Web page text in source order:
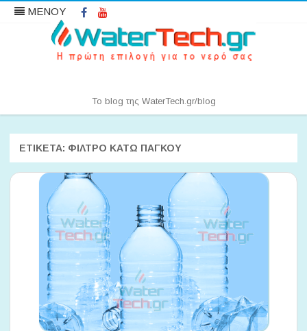
ΜΕΝΟΥ Facebook
Το blog της WaterTech.gr/blog
Μετάβαση
περιεχόμενο
ΕΤΙΚΈΤΑ: ΦΊΛΤΡΟ ΚΆΤΩ ΠΆΓΚΟΥ